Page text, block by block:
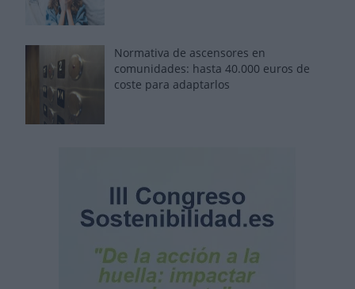
Normativa de ascensores en
comunidades: hasta 40.000 euros de
coste para adaptarlos